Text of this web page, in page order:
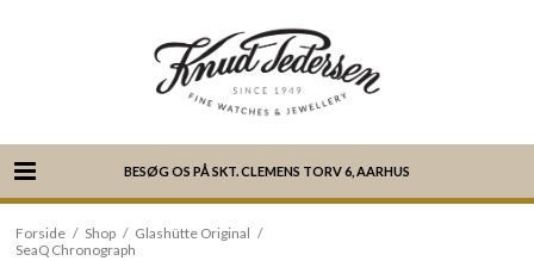
BESØG OS PÅ SKT. CLEMENS TORV 6, AARHUS
Forside / Shop / Glashütte Original /
SeaQ Chronograph